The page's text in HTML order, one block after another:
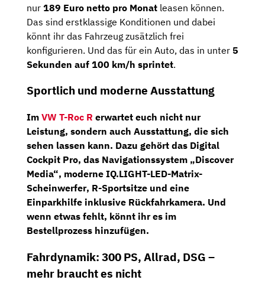
nur 189 Euro netto pro Monat leasen können.
Das sind erstklassige Konditionen und dabei
könnt ihr das Fahrzeug zusätzlich frei
konfigurieren. Und das für ein Auto, das in unter 5
Sekunden auf 100 km/h sprintet.
Sportlich und moderne Ausstattung
Im VW T-Roc R erwartet euch nicht nur
Leistung, sondern auch Ausstattung, die sich
sehen lassen kann. Dazu gehört das Digital
Cockpit Pro, das Navigationssystem „Discover
Media“, moderne IQ.LIGHT-LED-Matrix-
Scheinwerfer, R-Sportsitze und eine
Einparkhilfe inklusive Rückfahrkamera. Und
wenn etwas fehlt, könnt ihr es im
Bestellprozess hinzufügen.
Fahrdynamik: 300 PS, Allrad, DSG –
mehr braucht es nicht